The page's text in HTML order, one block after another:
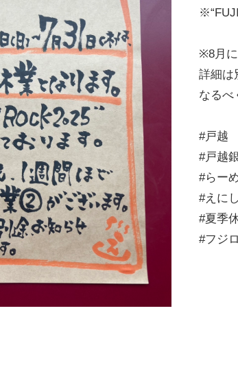
※8月
詳細は
なるべ
#戸越
#戸越
#らー
#えにし
#夏季
#フジ